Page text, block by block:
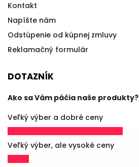
Kontakt
Napíšte nám
Odstúpenie od kúpnej zmluvy
Reklamačný formulár
DOTAZNÍK
Ako sa Vám páčia naše produkty?
Veľký výber a dobré ceny
Veľký výber, ale vysoké ceny